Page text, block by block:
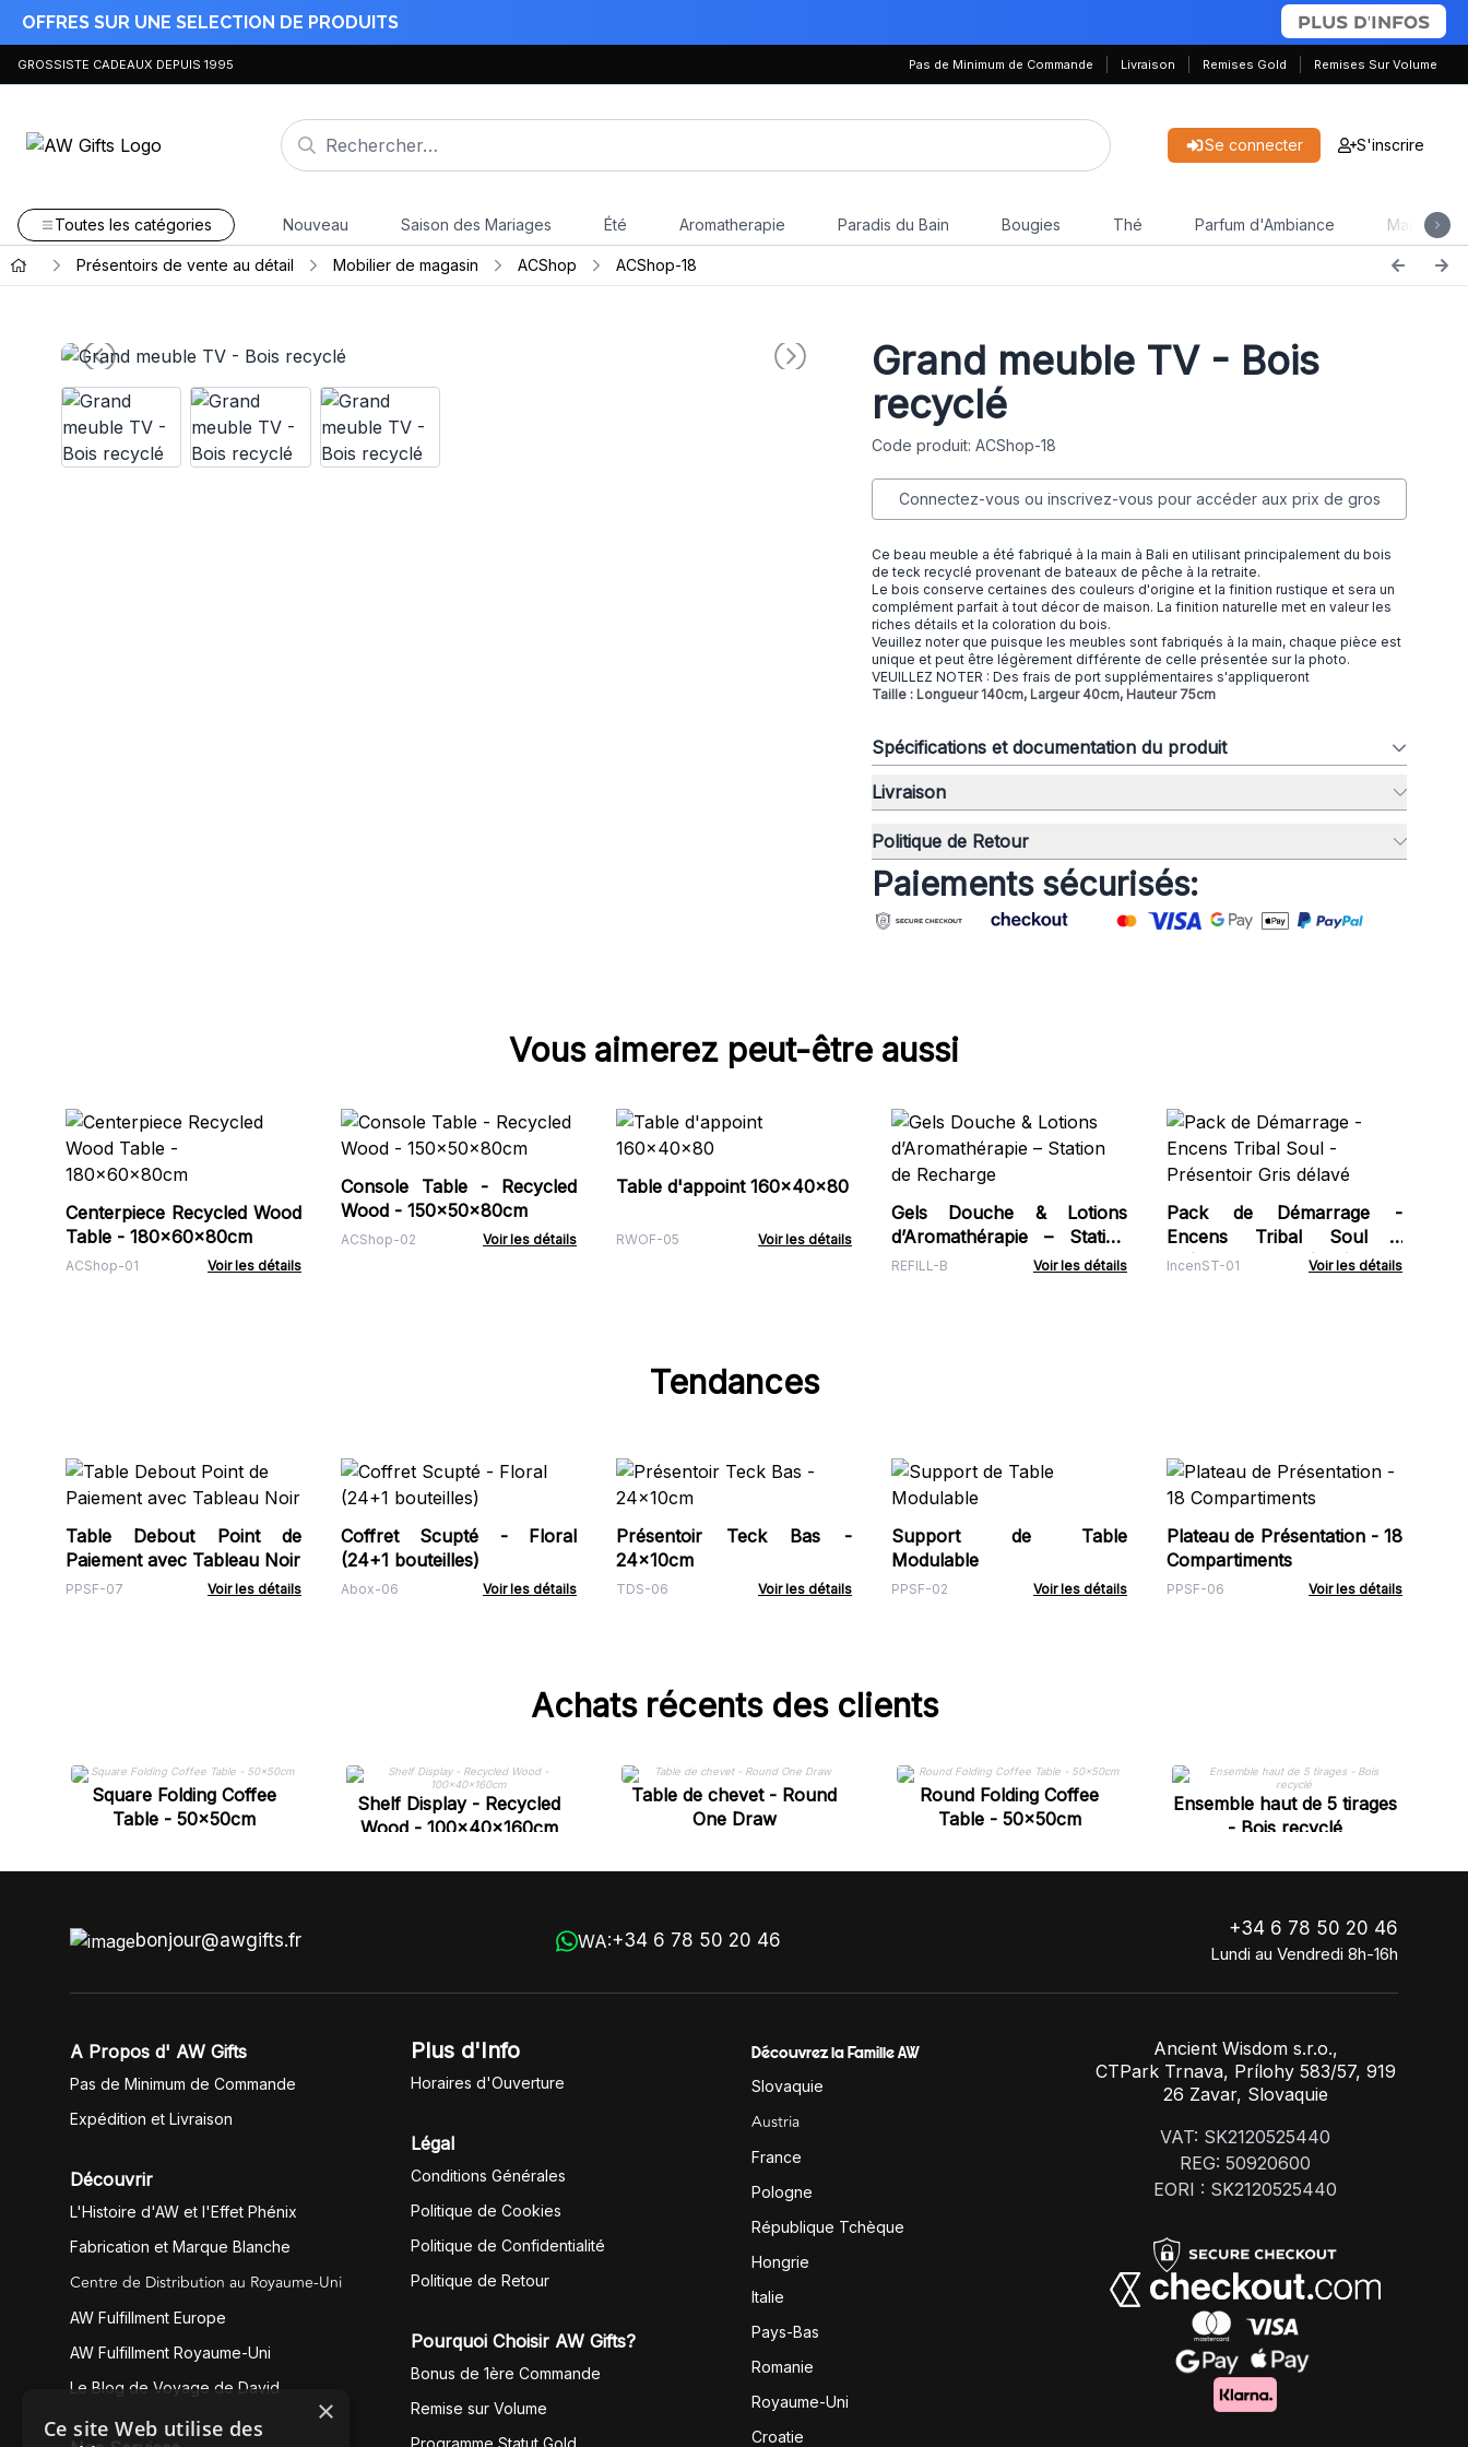
OFFRES SUR UNE SELECTION DE PRODUITS PLUS D'INFOS
GROSSISTE CADEAUX DEPUIS 1995 Pas de Minimum de Commande Livraison Remises Gold Remises Sur Volume
Se connecter S'inscrire
Toutes les catégories Nouveau Saison des Mariages Été Aromatherapie Paradis du Bain Bougies Thé Parfum d'Ambiance Maison &
Présentoirs de vente au détail Mobilier de magasin ACShop ACShop-18
Grand meuble TV - Bois
recyclé
Code produit: ACShop-18
Connectez-vous ou inscrivez-vous pour accéder aux prix de gros
Ce beau meuble a été fabriqué à la main à Bali en utilisant principalement du bois
de teck recyclé provenant de bateaux de pêche à la retraite.
Le bois conserve certaines des couleurs d'origine et la finition rustique et sera un
complément parfait à tout décor de maison. La finition naturelle met en valeur les
riches détails et la coloration du bois.
Veuillez noter que puisque les meubles sont fabriqués à la main, chaque pièce est
unique et peut être légèrement différente de celle présentée sur la photo.
VEUILLEZ NOTER : Des frais de port supplémentaires s'appliqueront
Taille : Longueur 140cm, Largeur 40cm, Hauteur 75cm
Spécifications et documentation du produit
Livraison
Politique de Retour
Paiements sécurisés:
Vous aimerez peut-être aussi
Centerpiece Recycled Wood
Table - 180x60x80cm
ACShop-01 Voir les détails
Console Table - Recycled
Wood - 150x50x80cm
ACShop-02 Voir les détails
Table d'appoint 160x40x80
RWOF-05 Voir les détails
Gels Douche & Lotions
d’Aromathérapie – Station
de Recharge
REFILL-B Voir les détails
Pack de Démarrage -
Encens Tribal Soul -
Présentoir Gris délavé
IncenST-01 Voir les détails
Tendances
Table Debout Point de
Paiement avec Tableau Noir
PPSF-07 Voir les détails
Coffret Scupté - Floral
(24+1 bouteilles)
Abox-06 Voir les détails
Présentoir Teck Bas -
24x10cm
TDS-06 Voir les détails
Support de Table
Modulable
PPSF-02 Voir les détails
Plateau de Présentation - 18
Compartiments
PPSF-06 Voir les détails
Achats récents des clients
Square Folding Coffee
Table - 50x50cm
Shelf Display - Recycled
Wood - 100x40x160cm
Table de chevet - Round
One Draw
Round Folding Coffee
Table - 50x50cm
Ensemble haut de 5 tirages
- Bois recyclé
bonjour@awgifts.fr WA:+34 6 78 50 20 46
+34 6 78 50 20 46
Lundi au Vendredi 8h-16h
A Propos d' AW Gifts
Pas de Minimum de Commande
Expédition et Livraison
Découvrir
L'Histoire d'AW et l'Effet Phénix
Fabrication et Marque Blanche
Centre de Distribution au Royaume-Uni
AW Fulfillment Europe
AW Fulfillment Royaume-Uni
Le Blog de Voyage de David
Plus d'Info
Horaires d'Ouverture
Légal
Conditions Générales
Politique de Cookies
Politique de Confidentialité
Politique de Retour
Pourquoi Choisir AW Gifts?
Bonus de 1ère Commande
Remise sur Volume
Programme Statut Gold
Découvrez la Famille AW
Slovaquie
Austria
France
Pologne
République Tchèque
Hongrie
Italie
Pays-Bas
Romanie
Royaume-Uni
Croatie
Ancient Wisdom s.r.o.,
CTPark Trnava, Prílohy 583/57, 919
26 Zavar, Slovaquie
VAT: SK2120525440
REG: 50920600
EORI : SK2120525440
×
Ce site Web utilise des